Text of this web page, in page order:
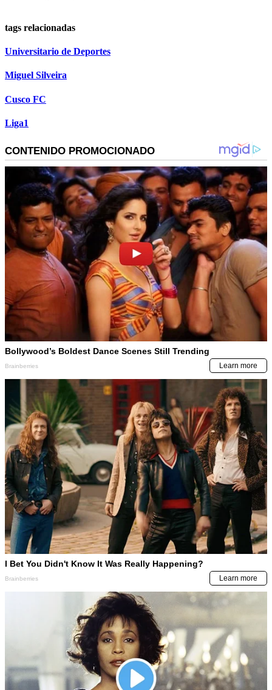
tags relacionadas
Universitario de Deportes
Miguel Silveira
Cusco FC
Liga1